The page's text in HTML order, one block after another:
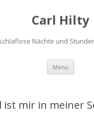
Carl Hilty
Nächte und
Menü Springe
Inhalt
ist mir in meiner